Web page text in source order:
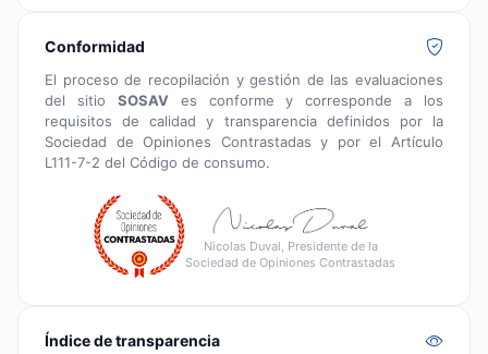
Conformidad
El proceso de recopilación y gestión de las evaluaciones
del sitio SOSAV es conforme y corresponde a los
requisitos de calidad y transparencia definidos por la
Sociedad de Opiniones Contrastadas y por el Artículo
L111-7-2 del Código de consumo.
Nicolas Duval, Presidente de la
Sociedad de Opiniones Contrastadas
Índice de transparencia